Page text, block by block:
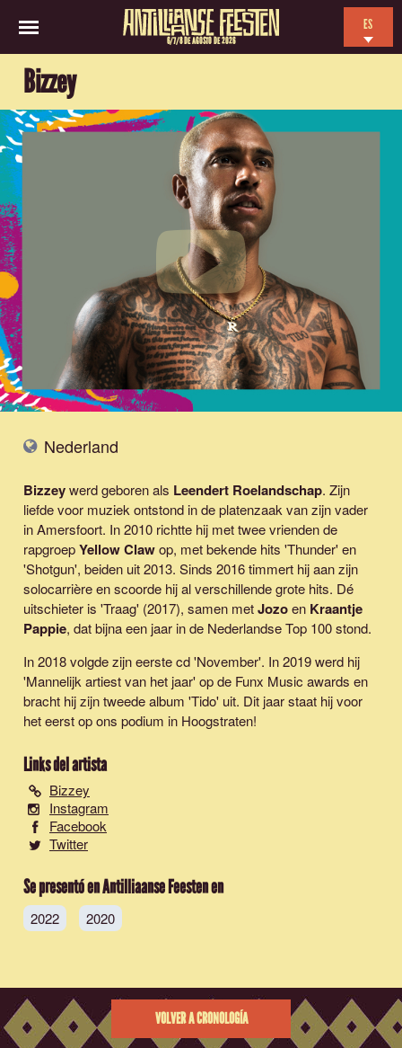
6/7/8 DE AGOSTO DE 2026
ES
FR
Bizzey
Nederland
Bizzeywerd geboren als Leendert Roelandschap. Zijn
liefde voor muziek ontstond in de platenzaak van zijn vader
in Amersfoort. In 2010 richtte hij met twee vrienden de
rapgroepYellow Clawop, met bekende hits 'Thunder' en
'Shotgun', beiden uit 2013. Sinds 2016 timmert hij aan zijn
solocarrière en scoorde hij al verschillende grote hits. Dé
uitschieter is 'Traag' (2017), samen metJozoen Kraantje
Pappie, dat bijna een jaar in de Nederlandse Top 100 stond.
In 2018 volgde zijn eerste cd 'November'. In 2019 werd hij
'Mannelijk artiest van het jaar' op de Funx Music awards en
bracht hij zijn tweede album 'Tido' uit. Dit jaar staat hij voor
het eerst op ons podium in Hoogstraten!
Links del artista
Bizzey
Instagram
Facebook
Twitter
Se presentó en Antilliaanse Feesten en
2022 2020
VOLVER A CRONOLOGÍA